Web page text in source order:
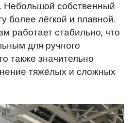
Небольшой собственный
более лёгкой и плавной.
работает стабильно, что
для ручного
также значительно
тяжёлых и сложных